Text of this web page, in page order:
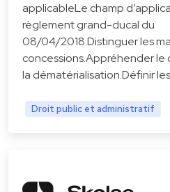
applicableLe champ
règlement grand-ducal du
08/04/2018.Distinguer les
concessions.Appréhender le
la dématérialisation.Définir
Droit public et administratif